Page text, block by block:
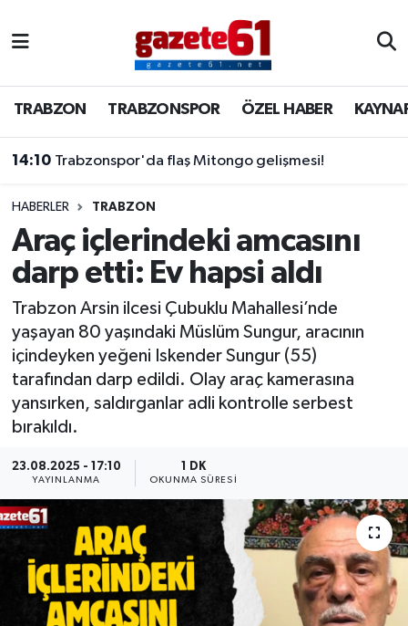
TRABZON TRABZONSPOR ÖZEL HABER
14:10 Trabzonspor'da flaş Mitongo gelişmesi!
HABERLER TRABZON
Araç içlerindeki amcasını
darp etti: Ev hapsi aldı
Trabzon Arsin ilcesi Çubuklu Mahallesi’nde
yaşayan 80 yaşındaki Müslüm Sungur, aracının
içindeyken yeğeni Iskender Sungur (55)
tarafından darp edildi. Olay araç kamerasına
yansırken, saldırganlar adli kontrolle serbest
bırakıldı.
23.08.2025 - 17:10
YAYINLANMA
1 DK
OKUNMA SÜRESI
TRABZONSPOR
ÖZEL HABER
KAYNAR KAZAN
SİYASET
GÜNDEM
Trabzon Nöbetçi Eczaneler
Trabzon Hava Durumu
Trabzon Namaz Vakitleri
Trabzon Trafik Yoğunluk Haritası
Süper Lig Puan Durumu ve Fikstür
Tüm Manşetler
Son Dakika Haberleri
Haber Arşivi